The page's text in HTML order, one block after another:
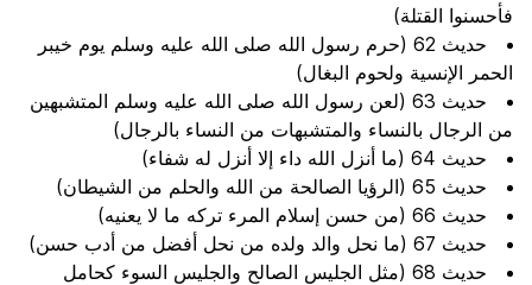
فأحسنوا القتلة)
حديث 62 (حرم رسول الله صلى الله عليه وسلم يوم خيبر
الحمر الإنسية ولحوم البغال)
حديث 63 (لعن رسول الله صلى الله عليه وسلم المتشبهين
من الرجال بالنساء والمتشبهات من النساء بالرجال)
حديث 64 (ما أنزل الله داء إلا أنزل له شفاء)
حديث 65 (الرؤيا الصالحة من الله والحلم من الشيطان)
حديث 66 (من حسن إسلام المرء تركه ما لا يعنيه)
حديث 67 (ما نحل والد ولده من نحل أفضل من أدب حسن)
حديث 68 (مثل الجليس الصالح والجليس السوء كحامل